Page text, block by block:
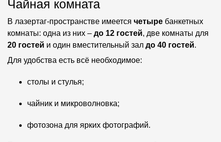
Чайная комната
В лазертаг-пространстве имеется четыре банкетных
комнаты: одна из них – до 12 гостей, две комнаты для
20 гостей и один вместительный зал до 40 гостей.
Для удобства есть всё необходимое:
столы и стулья;
чайник и микроволновка;
фотозона для ярких фотографий.